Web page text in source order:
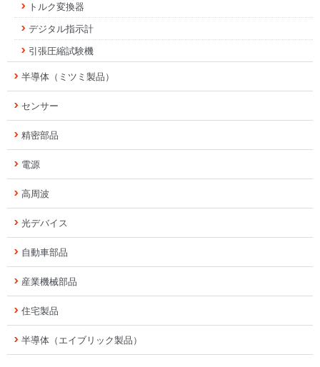
トルク変換器
デジタル指示計
引張圧縮試験機
半導体（ミツミ製品）
センサー
精密部品
電源
高周波
光デバイス
自動車部品
産業機械部品
住宅製品
半導体（エイブリック製品）